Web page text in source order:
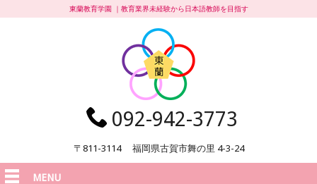
東蘭教育学園 ｜教育業界未経験から日本語教師を目指す
092-942-3773
〒811-3114 福岡県古賀市舞の里 4-3-24
MENU